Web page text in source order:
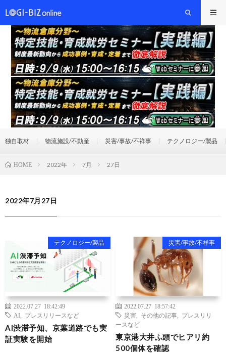
独自取材 物流施設/不動産 災害/事故/不祥事 テクノロジー/製品
HOME 2022年 7月 27日
2022年7月27日
テクノロジー/製品
2022.07.27 18:42:49
AI
プレスリリースなど
AI渋滞予知、京葉道路でも実
証実験を開始
災害/事故/不祥事
2022.07.27 18:57:42
災害
その他の記事
プレスリリ
ースなど
東京港大井ふ頭でヒアリ約
500個体を確認